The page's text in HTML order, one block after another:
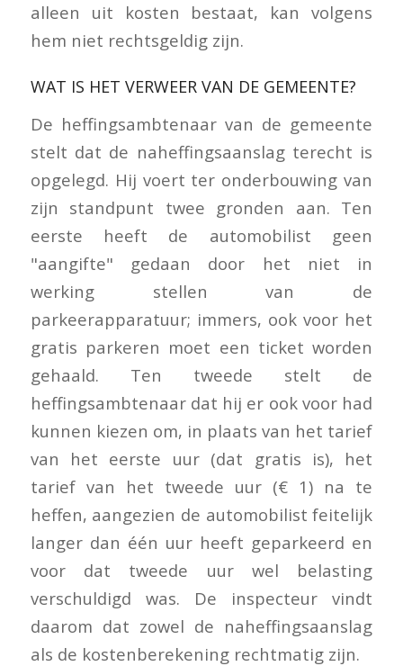
alleen uit kosten bestaat, kan volgens
hem niet rechtsgeldig zijn.
WAT IS HET VERWEER VAN DE GEMEENTE?
De heffingsambtenaar van de gemeente
stelt dat de naheffingsaanslag terecht is
opgelegd. Hij voert ter onderbouwing van
zijn standpunt twee gronden aan. Ten
eerste heeft de automobilist geen
"aangifte" gedaan door het niet in
werking stellen van de
parkeerapparatuur; immers, ook voor het
gratis parkeren moet een ticket worden
gehaald. Ten tweede stelt de
heffingsambtenaar dat hij er ook voor had
kunnen kiezen om, in plaats van het tarief
van het eerste uur (dat gratis is), het
tarief van het tweede uur (€ 1) na te
heffen, aangezien de automobilist feitelijk
langer dan één uur heeft geparkeerd en
voor dat tweede uur wel belasting
verschuldigd was. De inspecteur vindt
daarom dat zowel de naheffingsaanslag
als de kostenberekening rechtmatig zijn.